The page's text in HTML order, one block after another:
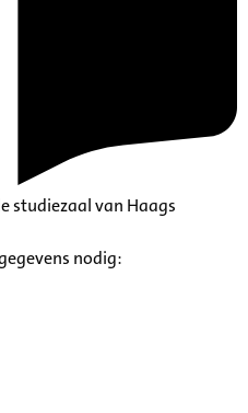
studiezaal van Haags
nodig: